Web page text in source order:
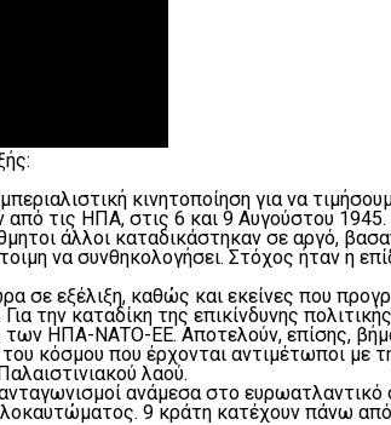
κινητοποίηση για να
τις ΗΠΑ, στις 6 και 9 Αυγούστου 1945.
άλλοι καταδικάστηκαν σε αργό,
να συνθηκολογήσει. Στόχος ήταν η
σε εξέλιξη, καθώς και εκείνες που
την καταδίκη της επικίνδυνης
ΗΠΑ-ΝΑΤΟ-ΕΕ. Αποτελούν, επίσης,
κόσμου που έρχονται αντιμέτωποι με
λαού.
ανταγωνισμοί ανάμεσα στο
9 κράτη κατέχουν πάνω